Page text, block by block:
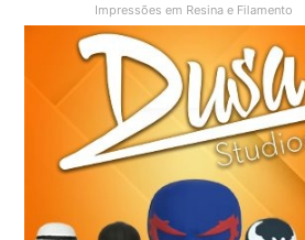
Impressões em Resina e Filamento